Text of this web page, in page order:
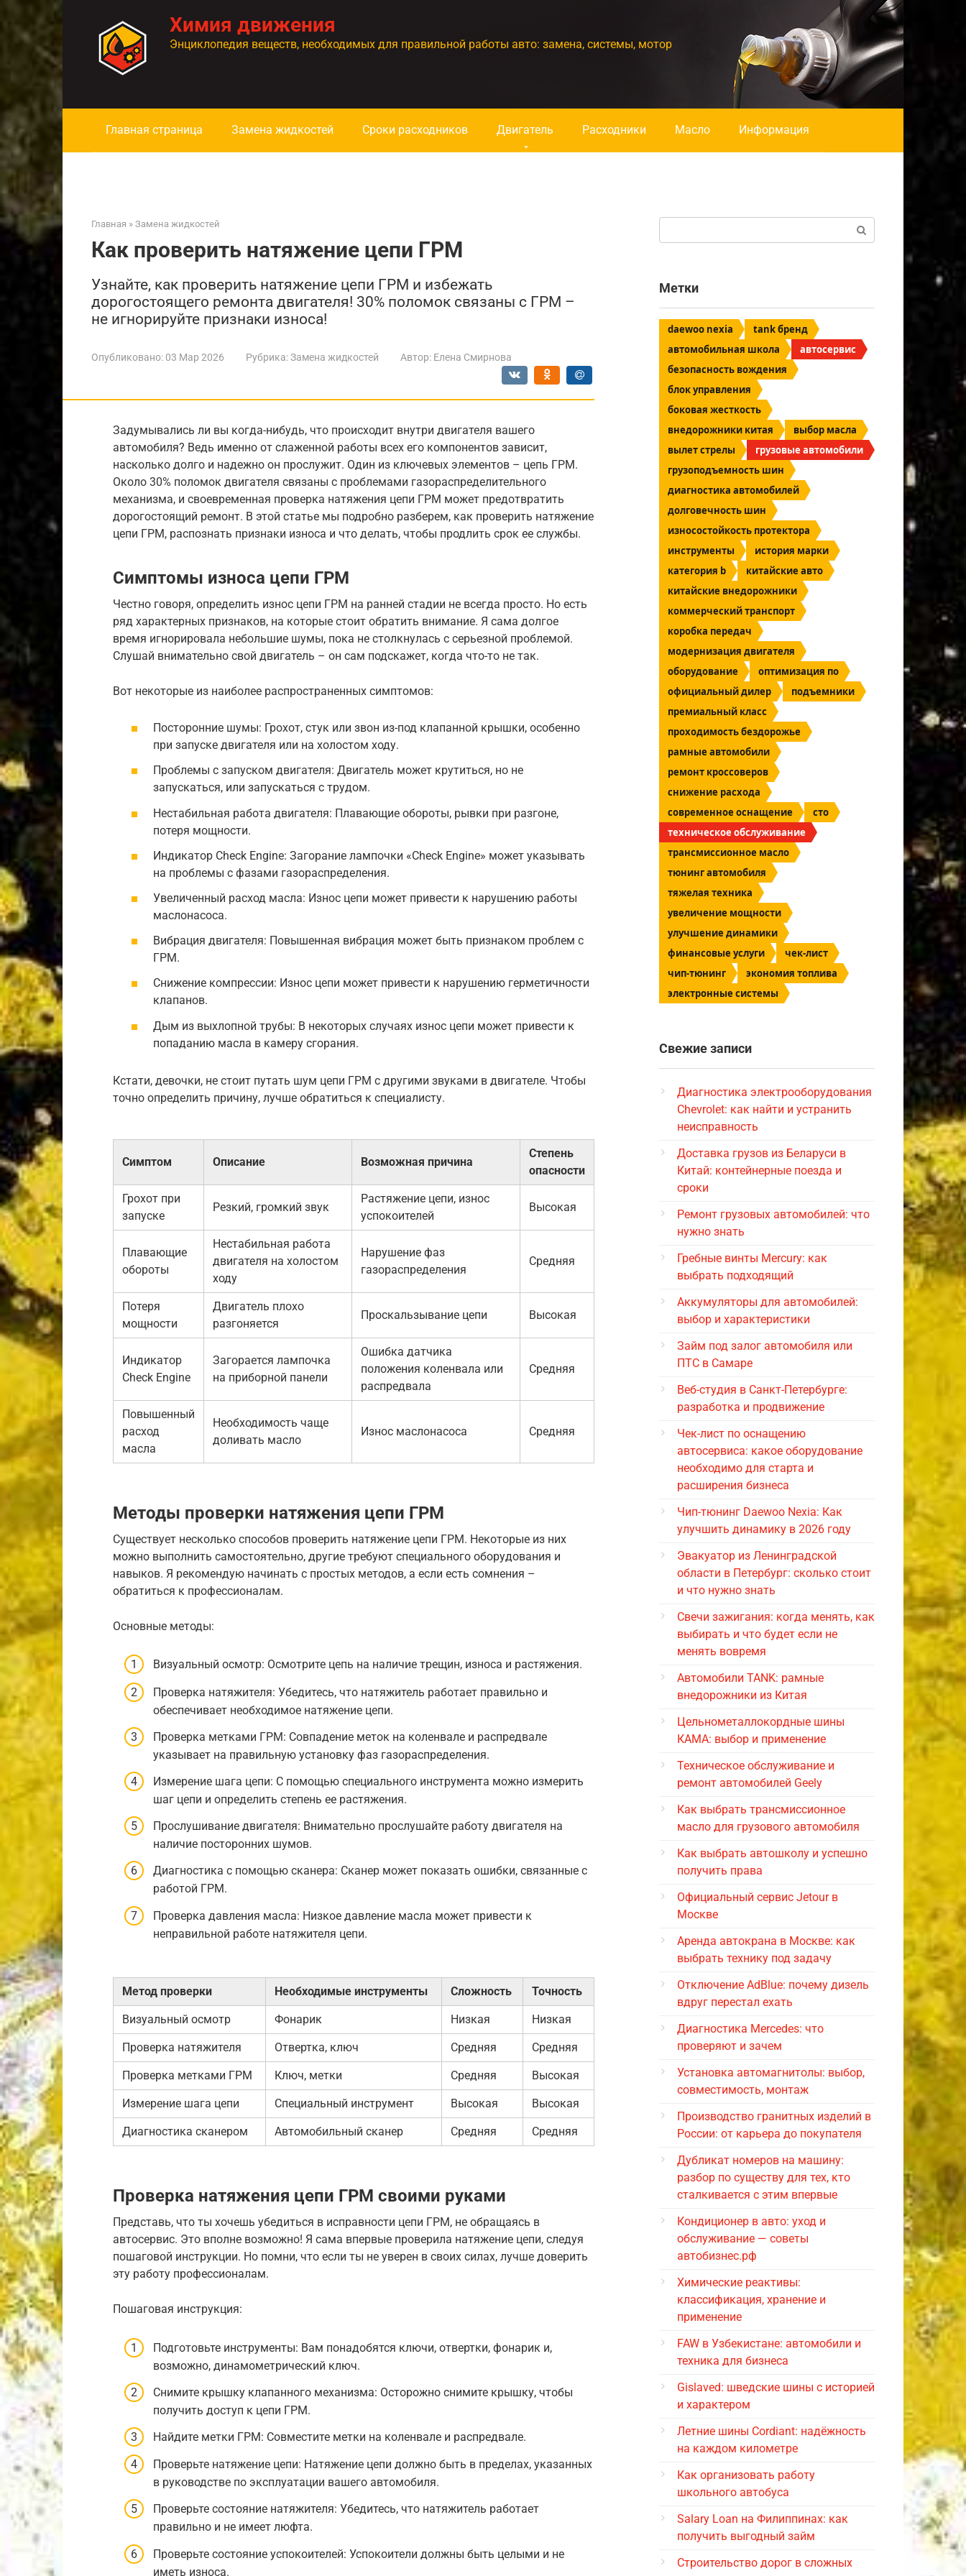
контенту
Химия движения
Энциклопедия веществ, необходимых для правильной работы авто: замена, системы, мотор
Главная страница Замена жидкостей Сроки расходников Двигатель Расходники Масло Информация
Главная » Замена жидкостей
Как проверить натяжение цепи ГРМ
Узнайте, как проверить натяжение цепи ГРМ и избежать
дорогостоящего ремонта двигателя! 30% поломок связаны с ГРМ –
не игнорируйте признаки износа!
Опубликовано: 03 Мар 2026 Рубрика:Замена жидкостей Автор: Елена Смирнова
Задумывались ли вы когда-нибудь, что происходит внутри двигателя вашего
автомобиля? Ведь именно от слаженной работы всех его компонентов зависит,
насколько долго и надежно он прослужит. Один из ключевых элементов – цепь ГРМ.
Около 30% поломок двигателя связаны с проблемами газораспределительного
механизма, и своевременная проверка натяжения цепи ГРМ может предотвратить
дорогостоящий ремонт. В этой статье мы подробно разберем, как проверить натяжение
цепи ГРМ, распознать признаки износа и что делать, чтобы продлить срок ее службы.
Симптомы износа цепи ГРМ
Честно говоря, определить износ цепи ГРМ на ранней стадии не всегда просто. Но есть
ряд характерных признаков, на которые стоит обратить внимание. Я сама долгое
время игнорировала небольшие шумы, пока не столкнулась с серьезной проблемой.
Слушай внимательно свой двигатель – он сам подскажет, когда что-то не так.
Вот некоторые из наиболее распространенных симптомов:
Посторонние шумы: Грохот, стук или звон из-под клапанной крышки, особенно
при запуске двигателя или на холостом ходу.
Проблемы с запуском двигателя: Двигатель может крутиться, но не
запускаться, или запускаться с трудом.
Нестабильная работа двигателя: Плавающие обороты, рывки при разгоне,
потеря мощности.
Индикатор Check Engine: Загорание лампочки «Check Engine» может указывать
на проблемы с фазами газораспределения.
Увеличенный расход масла: Износ цепи может привести к нарушению работы
маслонасоса.
Вибрация двигателя: Повышенная вибрация может быть признаком проблем с
ГРМ.
Снижение компрессии: Износ цепи может привести к нарушению герметичности
клапанов.
Дым из выхлопной трубы: В некоторых случаях износ цепи может привести к
попаданию масла в камеру сгорания.
Кстати, девочки, не стоит путать шум цепи ГРМ с другими звуками в двигателе. Чтобы
точно определить причину, лучше обратиться к специалисту.
Симптом Описание Возможная причина
Степень
опасности
Грохот при
запуске
Резкий, громкий звук
Растяжение цепи, износ
успокоителей
Высокая
Плавающие
обороты
Нестабильная работа
двигателя на холостом
ходу
Нарушение фаз
газораспределения
Средняя
Потеря
мощности
Двигатель плохо
разгоняется
Проскальзывание цепи Высокая
Индикатор
Check Engine
Загорается лампочка
на приборной панели
Ошибка датчика
положения коленвала или
распредвала
Средняя
Повышенный
расход
масла
Необходимость чаще
доливать масло
Износ маслонасоса Средняя
Методы проверки натяжения цепи ГРМ
Существует несколько способов проверить натяжение цепи ГРМ. Некоторые из них
можно выполнить самостоятельно, другие требуют специального оборудования и
навыков. Я рекомендую начинать с простых методов, а если есть сомнения –
обратиться к профессионалам.
Основные методы:
Визуальный осмотр: Осмотрите цепь на наличие трещин, износа и растяжения.
Проверка натяжителя: Убедитесь, что натяжитель работает правильно и
обеспечивает необходимое натяжение цепи.
Проверка метками ГРМ: Совпадение меток на коленвале и распредвале
указывает на правильную установку фаз газораспределения.
Измерение шага цепи: С помощью специального инструмента можно измерить
шаг цепи и определить степень ее растяжения.
Прослушивание двигателя: Внимательно прослушайте работу двигателя на
наличие посторонних шумов.
Диагностика с помощью сканера: Сканер может показать ошибки, связанные с
работой ГРМ.
Проверка давления масла: Низкое давление масла может привести к
неправильной работе натяжителя цепи.
Метод проверки Необходимые инструменты Сложность Точность
Визуальный осмотр Фонарик Низкая Низкая
Проверка натяжителя Отвертка, ключ Средняя Средняя
Проверка метками ГРМ Ключ, метки Средняя Высокая
Измерение шага цепи Специальный инструмент Высокая Высокая
Диагностика сканером Автомобильный сканер Средняя Средняя
Проверка натяжения цепи ГРМ своими руками
Представь, что ты хочешь убедиться в исправности цепи ГРМ, не обращаясь в
автосервис. Это вполне возможно! Я сама впервые проверила натяжение цепи, следуя
пошаговой инструкции. Но помни, что если ты не уверен в своих силах, лучше доверить
эту работу профессионалам.
Пошаговая инструкция:
Подготовьте инструменты: Вам понадобятся ключи, отвертки, фонарик и,
возможно, динамометрический ключ.
Снимите крышку клапанного механизма: Осторожно снимите крышку, чтобы
получить доступ к цепи ГРМ.
Найдите метки ГРМ: Совместите метки на коленвале и распредвале.
Проверьте натяжение цепи: Натяжение цепи должно быть в пределах, указанных
в руководстве по эксплуатации вашего автомобиля.
Проверьте состояние натяжителя: Убедитесь, что натяжитель работает
правильно и не имеет люфта.
Проверьте состояние успокоителей: Успокоители должны быть целыми и не
иметь износа.
Метки
daewoo nexia
tank бренд
автомобильная школа
автосервис
безопасность вождения
блок управления
боковая жесткость
внедорожники китая
выбор масла
вылет стрелы
грузовые автомобили
грузоподъемность шин
диагностика автомобилей
долговечность шин
износостойкость протектора
инструменты
история марки
категория b
китайские авто
китайские внедорожники
коммерческий транспорт
коробка передач
модернизация двигателя
оборудование
оптимизация по
официальный дилер
подъемники
премиальный класс
проходимость бездорожье
рамные автомобили
ремонт кроссоверов
снижение расхода
современное оснащение
сто
техническое обслуживание
трансмиссионное масло
тюнинг автомобиля
тяжелая техника
увеличение мощности
улучшение динамики
финансовые услуги
чек-лист
чип-тюнинг
экономия топлива
электронные системы
Свежие записи
Диагностика электрооборудования
Chevrolet: как найти и устранить
неисправность
Доставка грузов из Беларуси в
Китай: контейнерные поезда и
сроки
Ремонт грузовых автомобилей: что
нужно знать
Гребные винты Mercury: как
выбрать подходящий
Аккумуляторы для автомобилей:
выбор и характеристики
Займ под залог автомобиля или
ПТС в Самаре
Веб-студия в Санкт-Петербурге:
разработка и продвижение
Чек-лист по оснащению
автосервиса: какое оборудование
необходимо для старта и
расширения бизнеса
Чип-тюнинг Daewoo Nexia: Как
улучшить динамику в 2026 году
Эвакуатор из Ленинградской
области в Петербург: сколько стоит
и что нужно знать
Свечи зажигания: когда менять, как
выбирать и что будет если не
менять вовремя
Автомобили TANK: рамные
внедорожники из Китая
Цельнометаллокордные шины
КАМА: выбор и применение
Техническое обслуживание и
ремонт автомобилей Geely
Как выбрать трансмиссионное
масло для грузового автомобиля
Как выбрать автошколу и успешно
получить права
Официальный сервис Jetour в
Москве
Аренда автокрана в Москве: как
выбрать технику под задачу
Отключение AdBlue: почему дизель
вдруг перестал ехать
Диагностика Mercedes: что
проверяют и зачем
Установка автомагнитолы: выбор,
совместимость, монтаж
Производство гранитных изделий в
России: от карьера до покупателя
Дубликат номеров на машину:
разбор по существу для тех, кто
сталкивается с этим впервые
Кондиционер в авто: уход и
обслуживание — советы
автобизнес.рф
Химические реактивы:
классификация, хранение и
применение
FAW в Узбекистане: автомобили и
техника для бизнеса
Gislaved: шведские шины с историей
и характером
Летние шины Cordiant: надёжность
на каждом километре
Как организовать работу
школьного автобуса
Salary Loan на Филиппинах: как
получить выгодный займ
Строительство дорог в сложных